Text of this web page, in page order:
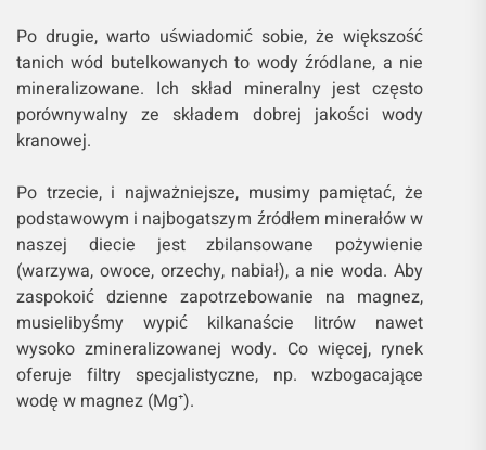
Po drugie, warto uświadomić sobie, że większość
tanich wód butelkowanych to wody źródlane, a nie
mineralizowane. Ich skład mineralny jest często
porównywalny ze składem dobrej jakości wody
kranowej.
Po trzecie, i najważniejsze, musimy pamiętać, że
podstawowym i najbogatszym źródłem minerałów w
naszej diecie jest zbilansowane pożywienie
(warzywa, owoce, orzechy, nabiał), a nie woda. Aby
zaspokoić dzienne zapotrzebowanie na magnez,
musielibyśmy wypić kilkanaście litrów nawet
wysoko zmineralizowanej wody. Co więcej, rynek
oferuje filtry specjalistyczne, np. wzbogacające
wodę w magnez (Mg⁺).